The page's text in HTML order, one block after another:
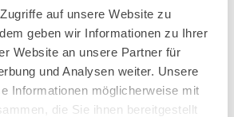
auf unsere Website zu
geben wir Informationen zu Ihrer
Website an unsere Partner für
und Analysen weiter. Unsere
Informationen möglicherweise mit
die Sie ihnen bereitgestellt
Die Markel Corporation ist ein
US-Spezialversicherer für
Mehr erfahren